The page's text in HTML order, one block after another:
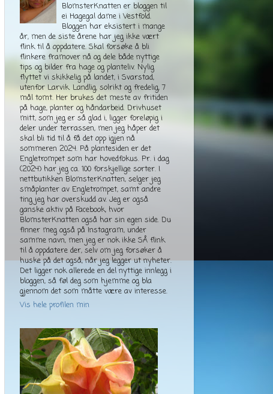
BlomsterKnatten er bloggen til
ei Hagegal dame i Vestfold.
Bloggen har eksistert i mange
år, men de siste årene har jeg ikke vært
flink til å oppdatere. Skal forsøke å bli
flinkere framover nå og dele både nyttige
tips og bilder fra hage og planteliv. Nylig
flyttet vi skikkelig på landet, i Svarstad,
utenfor Larvik. Landlig, solrikt og fredelig, 7
mål tomt. Her brukes det meste av fritiden
på hage, planter og håndarbeid. Drivhuset
mitt, som jeg er så glad i, ligger foreløpig i
deler under terrassen, men jeg håper det
skal bli tid til å få det opp igjen nå
sommeren 2024. På plantesiden er det
Engletrompet som har hovedfokus. Pr. i dag
(2024) har jeg ca. 100 forskjellige sorter. I
nettbutikken BlomsterKnatten, selger jeg
småplanter av Engletrompet, samt andre
ting jeg har overskudd av. Jeg er også
ganske aktiv på Facebook, hvor
BlomsterKnatten også har sin egen side. Du
finner meg også på Instagram, under
samme navn, men jeg er nok ikke SÅ flink
til å oppdatere der, selv om jeg forsøker å
huske på det også, når jeg legger ut nyheter.
Det ligger nok allerede en del nyttige innlegg i
bloggen, så føl deg som hjemme og bla
gjennom det som måtte være av interesse.
Vis hele profilen min